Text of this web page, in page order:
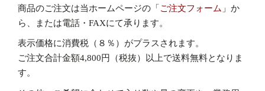
商品のご注文は当ホームページの「 ご注文フォーム 」か
ら、または電話・FAXにて承ります。
表示価格に消費税（８％）がプラスされます。
ご注文合計金額4,800円（税抜）以上で送料無料となりま
す。